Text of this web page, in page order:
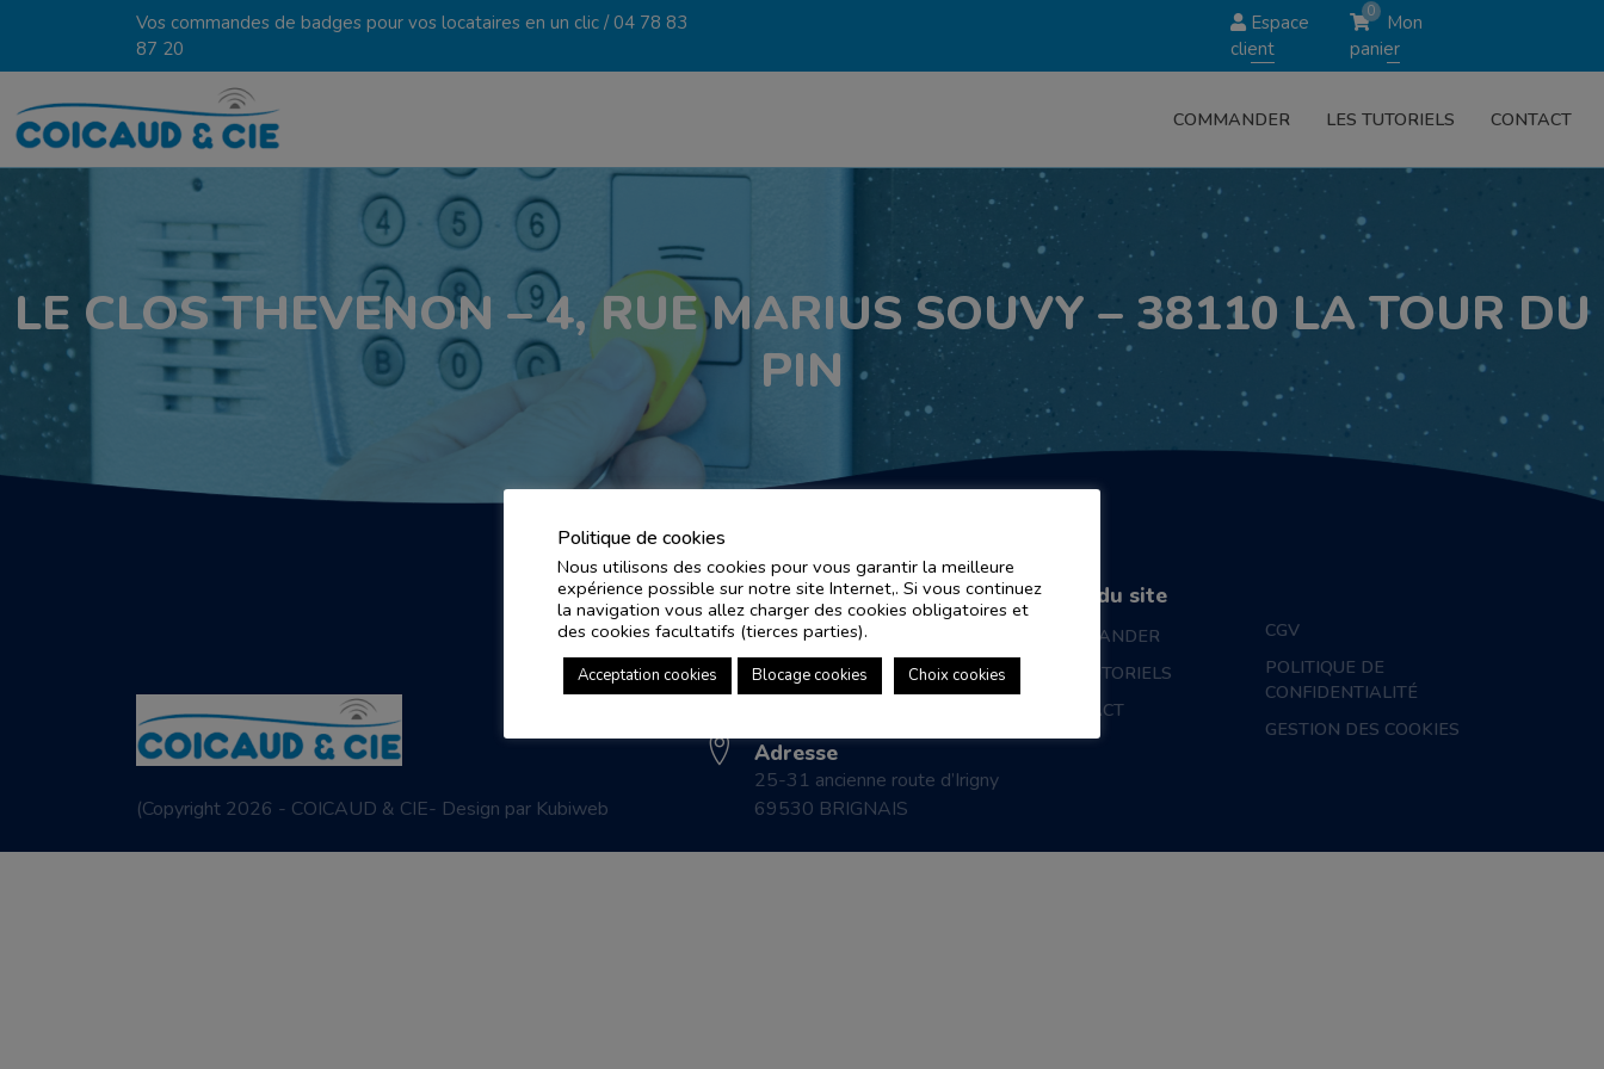
Vos commandes de badges pour vos locataires en un clic /04 78 83
87 20
Espace
client
0
Mon
panier
COMMANDER LES TUTORIELS CONTACT
LE CLOS THEVENON – 4, RUE MARIUS SOUVY – 38110 LA TOUR DU
PIN
(Copyright 2026 - COICAUD & CIE- Design par Kubiweb
Adresse e-mail
controle.coicaud@ascenseurnsa.fr
Numéro de téléphone
04 78 83 87 20
Adresse
25-31 ancienne route d’Irigny
69530 BRIGNAIS
Plan du site
COMMANDER
LES TUTORIELS
CONTACT
CGV
POLITIQUE DE
CONFIDENTIALITÉ
GESTION DES COOKIES
Politique de cookies
Nous utilisons des cookies pour vous garantir la meilleure
expérience possible sur notre site Internet,. Si vous continuez
la navigation vous allez charger des cookies obligatoires et
des cookies facultatifs (tierces parties).
Acceptation cookies Blocage cookies Choix cookies